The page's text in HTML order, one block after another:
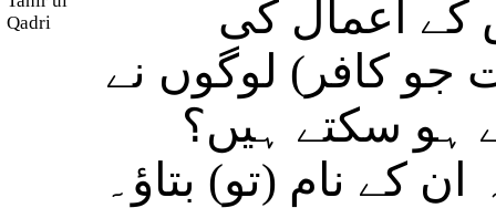
Qadri
کے اعمال کی
جو کافر) لوگوں نے
ہو سکتے ہیں؟
کے نام (تو) بتاؤ۔